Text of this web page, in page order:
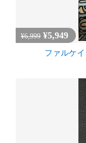
¥6,999 ¥5,949
ファルケ